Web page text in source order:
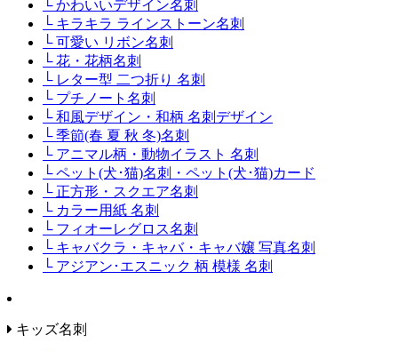
└ かわいいデザイン名刺
└ キラキラ ラインストーン名刺
└ 可愛い リボン名刺
└ 花・花柄名刺
└ レター型 二つ折り 名刺
└ プチノート名刺
└ 和風デザイン・和柄 名刺デザイン
└ 季節(春 夏 秋 冬)名刺
└ アニマル柄・動物イラスト 名刺
└ ペット(犬･猫)名刺・ペット(犬･猫)カード
└ 正方形・スクエア名刺
└ カラー用紙 名刺
└ フィオーレグロス名刺
└ キャバクラ・キャバ・キャバ嬢 写真名刺
└ アジアン･エスニック 柄 模様 名刺
キッズ名刺